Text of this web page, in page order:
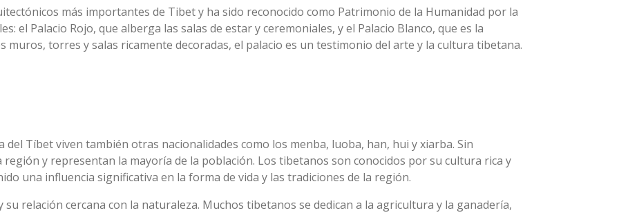
más importantes de Tibet y ha sido reconocido como Patrimonio de la Humanidad por la
el Palacio Rojo, que alberga las salas de estar y ceremoniales, y el Palacio Blanco, que es la
muros, torres y salas ricamente decoradas, el palacio es un testimonio del arte y la cultura tibetana.
Tíbet viven también otras nacionalidades como los menba, luoba, han, hui y xiarba. Sin
y representan la mayoría de la población. Los tibetanos son conocidos por su cultura rica y
una influencia significativa en la forma de vida y las tradiciones de la región.
relación cercana con la naturaleza. Muchos tibetanos se dedican a la agricultura y la ganadería,